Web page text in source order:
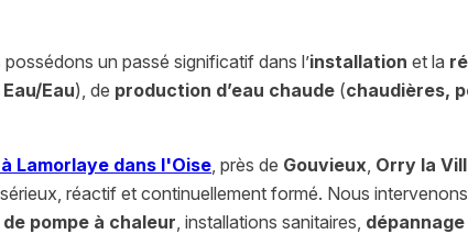
un passé significatif dans l’installation et la
Eau), de production d’eau chaude (chaudières,
Lamorlaye dans l'Oise , près de Gouvieux Orry la
réactif et continuellement formé. Nous intervenons
pompe à chaleur , installations sanitaires,